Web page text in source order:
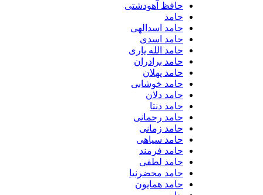
حافظ آهودشتی
حامد
حامد اسدالهی
حامد اسدی
حامد الله یاری
حامد برادران
حامد پهلان
حامد خوشابی
حامد دلان
حامد دنتا
حامد رحمانی
حامد زمانی
حامد سیاهی
حامد فرمند
حامد لطفی
حامد محضرنیا
حامد همایون